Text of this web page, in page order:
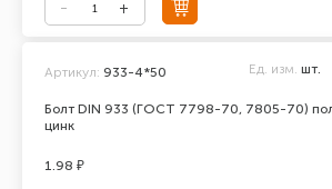
Болт DIN 933 (ГОСТ 7798-70, 7805-70)
цинк
Артикул: 933-4*50 Ед. изм. шт.
1.98 ₽